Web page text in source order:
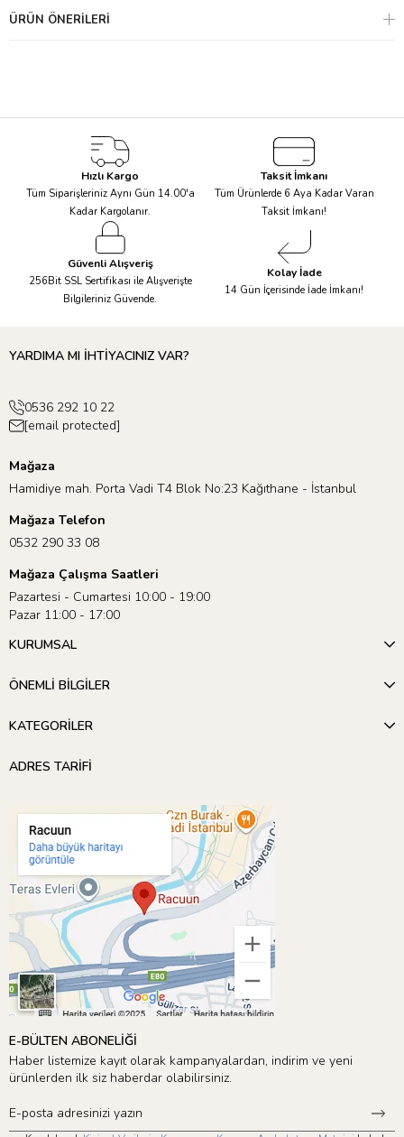
hayvan çizimleri; tabak, peçete ve cupcake kitlerini benzersiz
kılıyor. Go Wild Teması’yla işlenen ürünler masanızı eğlenceli
hale getirirken Aslan Kostümü veya Timsah Atkıgibi
kostümlerle minikleriniz kendilerini heyecan dolu bir
yolculuğun içinde bulabilir!
ÜRÜN ÖNERILERI
Hızlı Kargo
Tüm Siparişleriniz Aynı Gün 14.00'a
Kadar Kargolanır.
Taksit İmkanı
Tüm Ürünlerde 6 Aya Kadar Varan
Taksit İmkanı!
Güvenli Alışveriş
256Bit SSL Sertifikası ile Alışverişte
Bilgileriniz Güvende.
Kolay İade
14 Gün İçerisinde İade İmkanı!
YARDIMA MI İHTİYACINIZ VAR?
0536 292 10 22
[email protected]
Mağaza
Hamidiye mah. Porta Vadi T4 Blok No:23 Kağıthane - İstanbul
Mağaza Telefon
0532 290 33 08
Mağaza Çalışma Saatleri
Pazartesi - Cumartesi 10:00 - 19:00
Pazar 11:00 - 17:00
KURUMSAL
ÖNEMLİ BİLGİLER
KATEGORİLER
ADRES TARİFİ
E-BÜLTEN ABONELİĞİ
Haber listemize kayıt olarak kampanyalardan, indirim ve yeni
ürünlerden ilk siz haberdar olabilirsiniz.